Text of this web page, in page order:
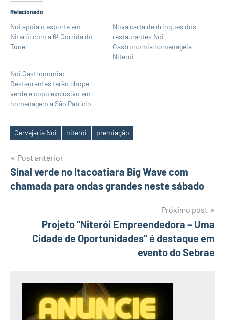
Relacionado
Noi apoia o esporte em
Niterói com a 6ª Corrida do
Túnel
Nova carta de drinques dos
restaurantes Noi
Gastronomia homenageia
Niterói
Noi Gastronomia:
Restaurantes terão chope
verde e copo exclusivo em
homenagem a São Patrício
Tags
Cervejaria Noi niterói premiação
Navegação
de
Post anterior
Sinal verde no Itacoatiara Big Wave com
chamada para ondas grandes neste sábado
Próximo post
Projeto “Niterói Empreendedora – Uma
Cidade de Oportunidades” é destaque em
evento do Sebrae